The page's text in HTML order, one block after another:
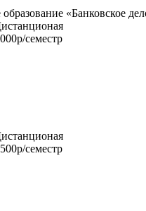
«Банковское
семестр
семестр